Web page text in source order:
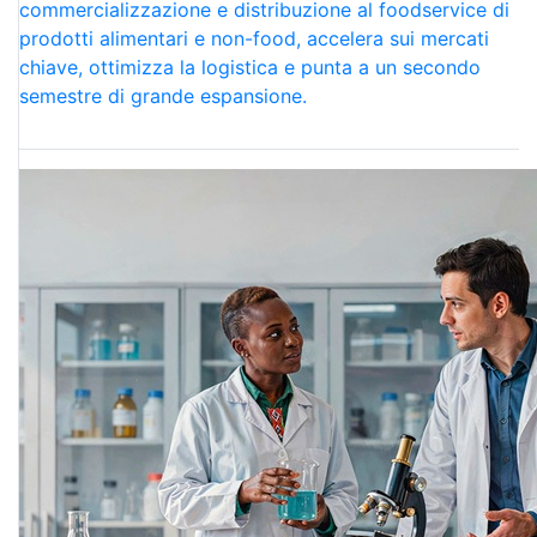
commercializzazione e distribuzione al foodservice di
prodotti alimentari e non-food, accelera sui mercati
chiave, ottimizza la logistica e punta a un secondo
semestre di grande espansione.